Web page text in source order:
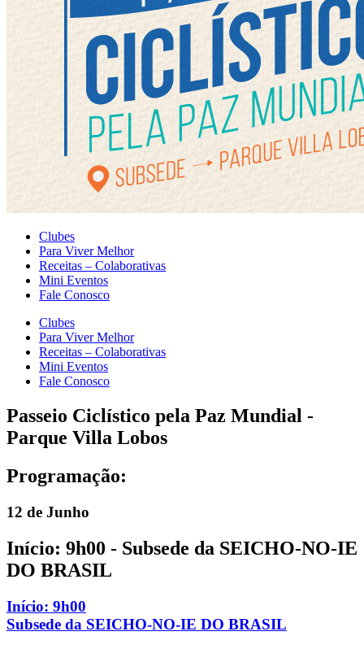
Clubes
Para Viver Melhor
Receitas – Colaborativas
Mini Eventos
Fale Conosco
Clubes
Para Viver Melhor
Receitas – Colaborativas
Mini Eventos
Fale Conosco
Passeio Ciclístico pela Paz Mundial -
Parque Villa Lobos
Programação:
12 de Junho
Início: 9h00 - Subsede da SEICHO-NO-IE
DO BRASIL
Início: 9h00
Subsede da SEICHO-NO-IE DO BRASIL